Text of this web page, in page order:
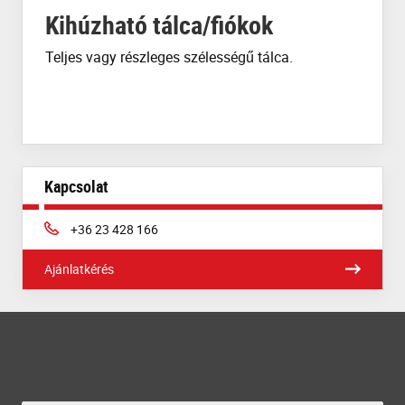
Kihúzható tálca/fiókok
Teljes vagy részleges szélességű tálca.
Kapcsolat
Phone:
+36 23 428 166
Ajánlatkérés